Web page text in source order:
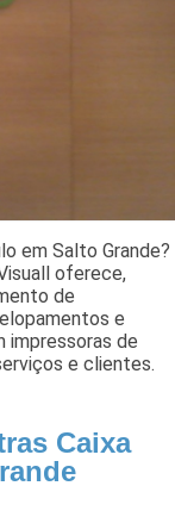
em Salto Grande?
oferece,
de
e
impressoras de
e clientes.
Caixa